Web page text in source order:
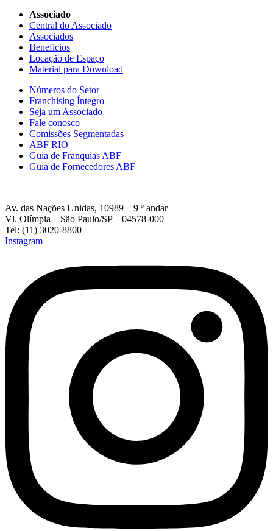
Associado
Central do Associado
Associados
Beneficios
Locação de Espaço
Material para Download
Números do Setor
Franchising Íntegro
Seja um Associado
Fale conosco
Comissões Segmentadas
ABF RIO
Guia de Franquias ABF
Guia de Fornecedores ABF
Av. das Nações Unidas, 10989 – 9 º andar
Vl. Olímpia – São Paulo/SP – 04578-000
Tel: (11) 3020-8800
Instagram